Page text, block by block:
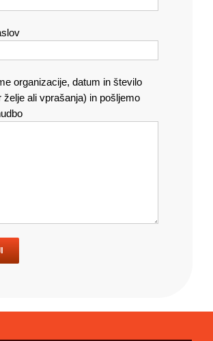
organizacije, datum in število
želje ali vprašanja) in pošljemo